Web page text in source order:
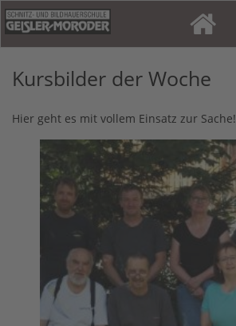
Kursbilder der Woche
Hier geht es mit vollem Einsatz zur Sache!